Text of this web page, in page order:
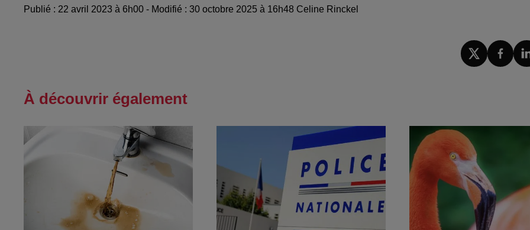
Publié : 22 avril 2023 à 6h00 - Modifié : 30 octobre 2025 à 16h48 Celine Rinckel
À découvrir également